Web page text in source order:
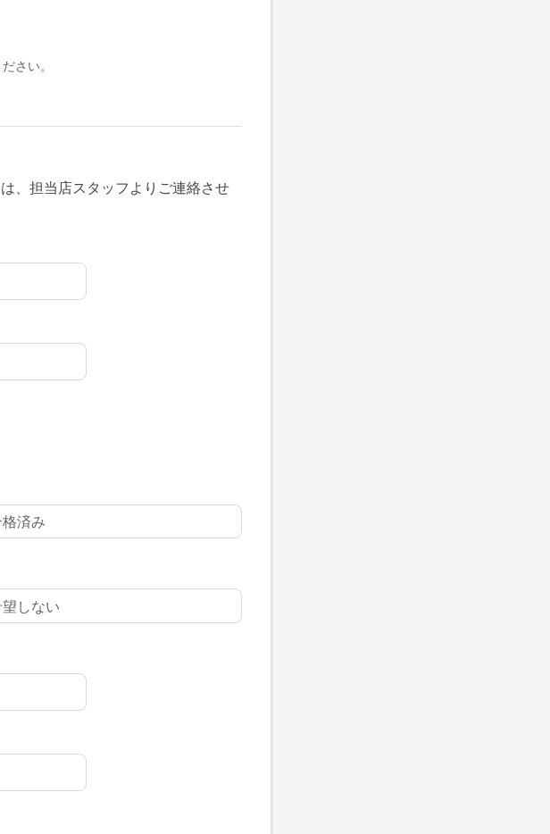
さい。
、担当店スタッフよりご連絡させ
済み
しない